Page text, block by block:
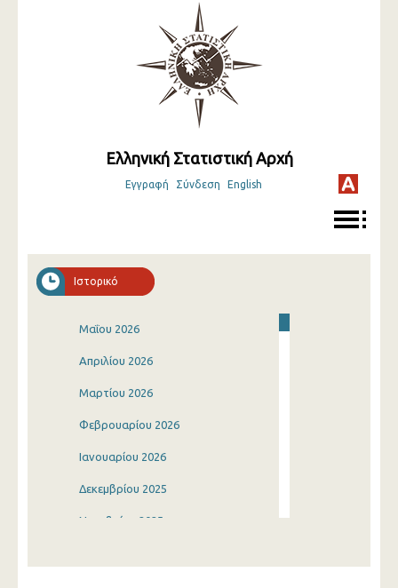
Ελληνική Στατιστική Αρχή
Εγγραφή Σύνδεση English
Ιστορικό
Μαΐου 2026
Απριλίου 2026
Μαρτίου 2026
Φεβρουαρίου 2026
Ιανουαρίου 2026
Δεκεμβρίου 2025
Νοεμβρίου 2025